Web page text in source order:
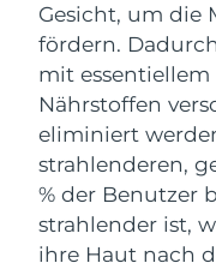
Gesicht, um die
fördern.
mit
Nährstoffen
eliminiert
strahlenderen,
% der Benutzer
strahlender ist,
ihre Haut nach